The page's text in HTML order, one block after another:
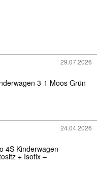
29.07.2026
3-1 Moos Grün
24.04.2026
4S Kinderwagen
+ Isofix –